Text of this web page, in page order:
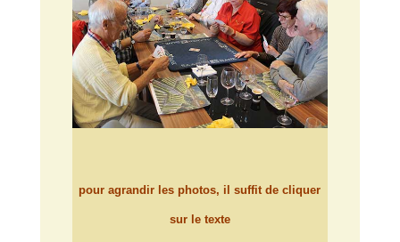
pour agrandir les photos, il suffit de cliquer
sur le texte